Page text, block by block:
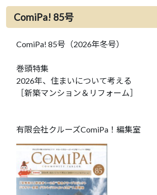
ComiPa! 85号
ComiPa! 85号（2026年冬号）
巻頭特集
2026年、住まいについて考える
［新築マンション＆リフォーム］
有限会社クルーズComiPa！編集室